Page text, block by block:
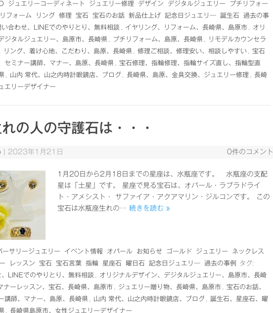
ジュエリーコーディネート ジュエリー修理 デザイン デジタルジュエリー
プチリフォー
リフォーム リング 修理 宝石 宝石のお話 新品仕上げ 記念日ジュエリ― 誕生石
過去の事
い合わせ、LINEでのやりとり、無料相談 イヤリング、リフォーム、長崎県、島原市
オリ
ジタルジュエリー、島原市、長崎県
プチリフォーム、島原、長崎県
リモデルカウンセラ
リング、着け心地、こだわり、島原、長崎県 修理ご相談、修理安い、相談しやすい
宝石
セミナー講師、マナー、島原、長崎県
宝石修理、指輪修理、指輪サイズ直し、指輪型直
山内 常代、山之内時計眼鏡店、ブログ 長崎県、島原、金具交換、ジュエリー修理
長崎
エリーデザイナー
の人の守護石は・・・
2023年1月21日 0件のコメント
1月20日から2月18日までの星座は、水瓶座です。 水瓶座の支配
星は「土星」です。 星座で見る宝石は、オパール・ラブラドライ
ト・アメシスト・ サファイア・アクアマリン・ジルコンです。 この
宝石は水瓶座生れの… 続きを読む »
ーサリージュエリー イベント情報 オパール お知らせ ゴールド ジュエリー
ネックレス
レッスン 宝石 宝石言葉 指輪 星座石 曜日石 記念日ジュエリ― 過去の事例
タグ:
、LINEでのやりとり、無料相談
オリジナルデザイン、デジタルジュエリー、島原市、長崎
ナーレッスン、宝石、長崎県、島原市 ジュエリー贈り物、長崎県、島原市
宝石のお話、
講師、マナー、島原、長崎県
山内 常代、山之内時計眼鏡店、ブログ
誕生石、星座石、曜
長崎県島原市、女性ジュエリーデザイナー